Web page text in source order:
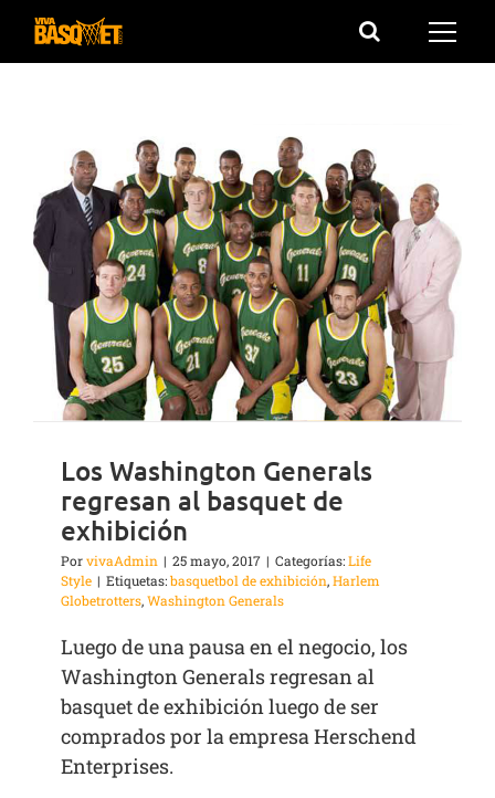
Saltar
Los Washington Generals
regresan al basquet de
exhibición
PorvivaAdmin | 25 mayo, 2017 | Categorías:Life
Style | Etiquetas:basquetbol de exhibición,Harlem
Globetrotters,Washington Generals
Luego de una pausa en el negocio, los
Washington Generals regresan al
basquet de exhibición luego de ser
comprados por la empresa Herschend
Enterprises.